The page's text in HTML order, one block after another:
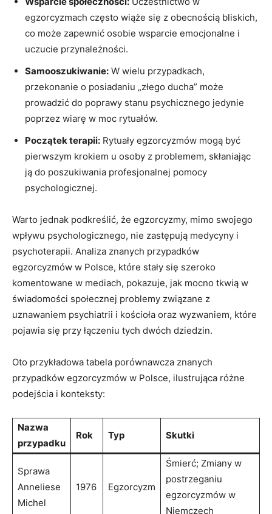
egzorcyzmach często wiąże się z obecnością bliskich,
co może zapewnić osobie ⁢wsparcie emocjonalne i
uczucie przynależności.
Samooszukiwanie: W wielu przypadkach,
przekonanie o‌ posiadaniu „złego ducha” może
prowadzić do poprawy stanu psychicznego jedynie
poprzez wiarę w moc rytuałów.
Początek‌ terapii: Rytuały egzorcyzmów mogą być
pierwszym krokiem u osoby z problemem, skłaniając
ją do poszukiwania ​profesjonalnej pomocy
psychologicznej.
Warto jednak‌ podkreślić, że egzorcyzmy, mimo swojego
wpływu psychologicznego, nie zastępują medycyny i
psychoterapii. Analiza znanych przypadków
egzorcyzmów w ⁢Polsce, które stały się szeroko
komentowane w mediach, pokazuje, jak ⁤mocno tkwią w
świadomości społecznej problemy związane z
uznawaniem ‌psychiatrii i⁣ kościoła‍ oraz wyzwaniem, które
pojawia‌ się przy łączeniu tych dwóch dziedzin.
Oto przykładowa tabela porównawcza znanych
przypadków ⁣egzorcyzmów w Polsce, ilustrująca ⁣różne
podejścia i ⁢konteksty:
Nazwa
przypadku
Rok Typ Skutki
Sprawa
Anneliese
Michel
1976 Egzorcyzm
Śmierć; Zmiany w
postrzeganiu
egzorcyzmów w
Niemczech